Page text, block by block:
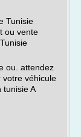
Tunisie
ou vente
ou. attendez
votre véhicule
tunisie A